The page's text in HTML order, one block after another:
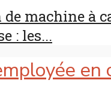
de machine à
: les...